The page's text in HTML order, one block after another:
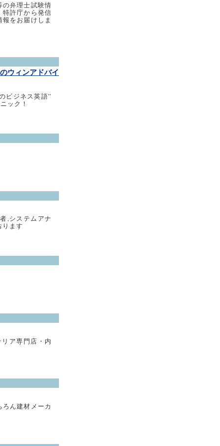
弁理士試験情
許庁から発信
をお届けしま
ウィンアドバイ
ビジネス英語”
ック！
,システムアナ
ます
ア専門店・内
ん建材メーカ